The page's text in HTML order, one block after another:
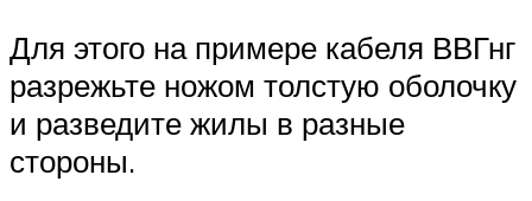
Для этого на примере кабеля ВВГнг
разрежьте ножом толстую оболочку
и разведите жилы в разные
стороны.